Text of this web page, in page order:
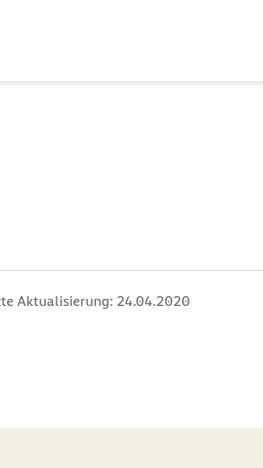
Aktualisierung: 24.04.2020